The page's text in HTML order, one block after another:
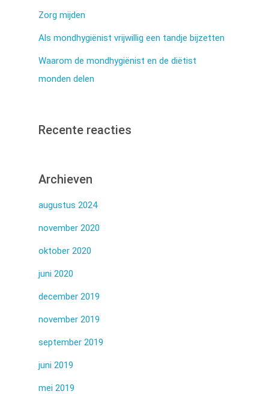
Zorg mijden
Als mondhygiënist vrijwillig een tandje bijzetten
Waarom de mondhygiënist en de diëtist
monden delen
Recente reacties
Archieven
augustus 2024
november 2020
oktober 2020
juni 2020
december 2019
november 2019
september 2019
juni 2019
mei 2019